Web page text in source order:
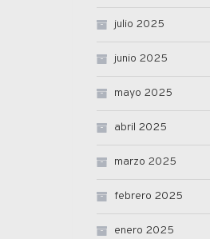
julio 2025
junio 2025
mayo 2025
abril 2025
marzo 2025
febrero 2025
enero 2025